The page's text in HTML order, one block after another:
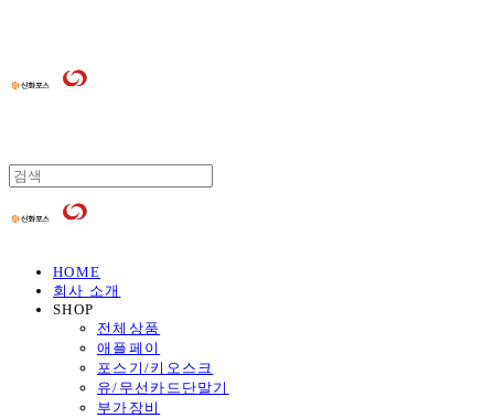
HOME
회사 소개
SHOP
전체상품
애플페이
포스기/키오스크
유/무선카드단말기
부가장비